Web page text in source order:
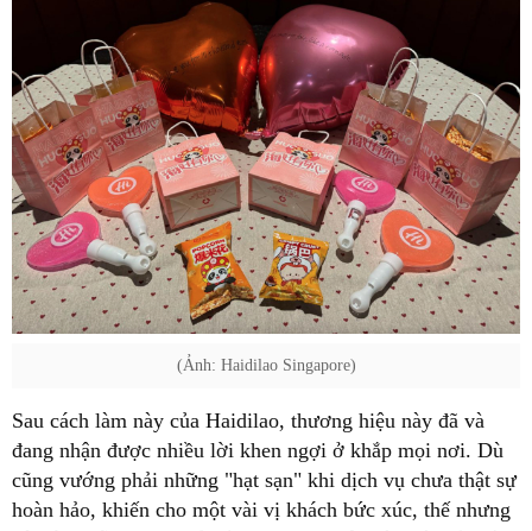
(Ảnh: Haidilao Singapore)
Sau cách làm này của Haidilao, thương hiệu này đã và
đang nhận được nhiều lời khen ngợi ở khắp mọi nơi. Dù
cũng vướng phải những "hạt sạn" khi dịch vụ chưa thật sự
hoàn hảo, khiến cho một vài vị khách bức xúc, thế nhưng